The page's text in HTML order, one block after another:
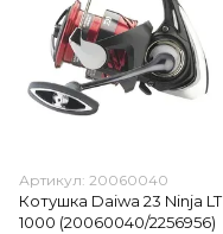
Артикул: 20060040
Котушка Daiwa 23 Ninja LT
1000 (20060040/2256956)